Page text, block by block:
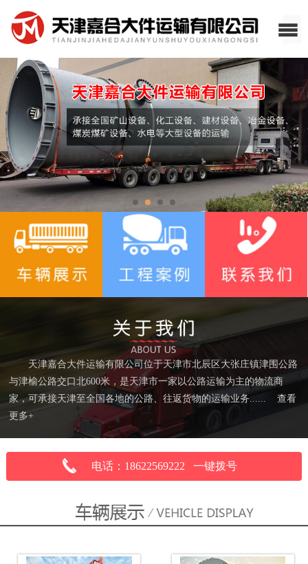
天津嘉合大件运输有限公司位于天津市北辰区大张庄镇津围公路
与津榆公路交口北600米，是天津市一家以公路运输为主的物流商
家，可承接天津至全国各地的公路、往返货物的运输业务......查看
更多+
电话：18622569222 一键拨号